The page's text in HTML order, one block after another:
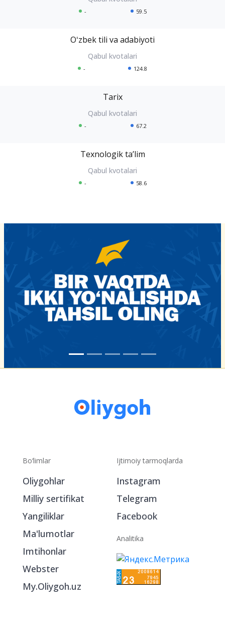
- 59.5
Oʻzbek tili va adabiyoti
- 124.8
Tarix
- 67.2
Texnologik taʼlim
- 58.6
Bo‘limlar
Oliygohlar
Milliy sertifikat
Yangiliklar
Ma'lumotlar
Imtihonlar
Webster
My.Oliygoh.uz
Ijtimoiy tarmoqlarda
Instagram
Telegram
Facebook
Analitika